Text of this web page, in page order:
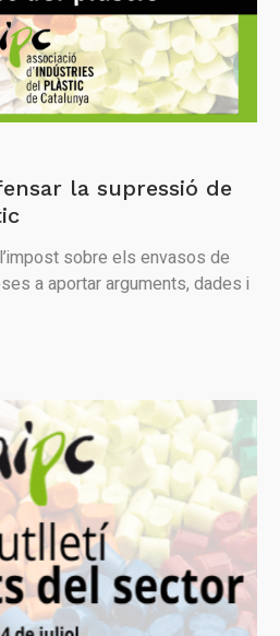
la supressió de
sobre els envasos de
a aportar arguments, dades i